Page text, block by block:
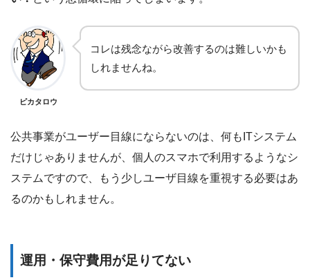
ピカタロウ
コレは残念ながら改善するのは難しいかも
しれませんね。
公共事業がユーザー目線にならないのは、何もITシステム
だけじゃありませんが、個人のスマホで利用するようなシ
ステムですので、もう少しユーザ目線を重視する必要はあ
るのかもしれません。
運用・保守費用が足りてない